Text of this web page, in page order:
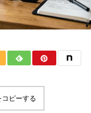
ピーする